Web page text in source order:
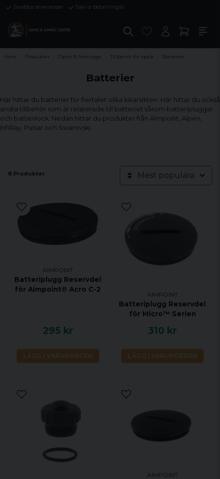
Snabba leveranser Säkra betalningar
Hem Produkter Optik & Montage Tillbehör för optik Batterier
Batterier
Här hittar du batterier för flertalet olika kikarsikten. Här hittar du också
andra tillbehör som är relaterade till batteriet såsom batteripluggar
och batterilock. Nedan hittar du produkter från Aimpoint, Alpen,
InfiRay, Pulsar och Swarovski.
8 Produkter Mest populära
AIMPOINT
Batteriplugg Reservdel
för Aimpoint® Acro C-2
295 kr
LÄGG I VARUKORGEN
AIMPOINT
Batteriplugg Reservdel
för Micro™ Serien
310 kr
LÄGG I VARUKORGEN
AIMPOINT